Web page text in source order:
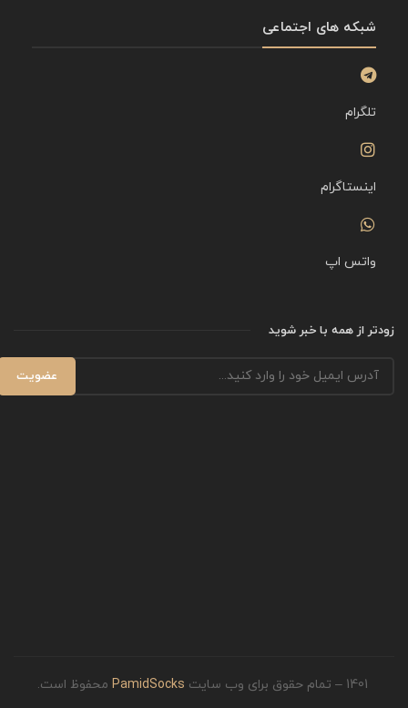
شبکه های اجتماعی
تلگرام
اینستاگرام
واتس اپ
زودتر از همه با خبر شوید
PamidSocks محفوظ است.